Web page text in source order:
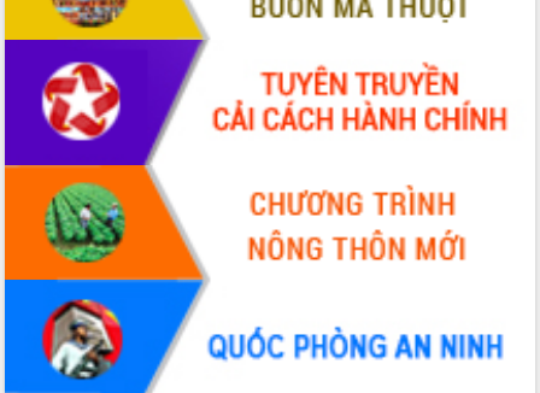
Đắk Lắk nâng cao hiệu quả công tác
Đảng từ Sổ tay đảng viên điện tử
Đắk Lắk đẩy mạnh nuôi biển công
nghệ, hướng tới phát triển thủy sản
Tập huấn nâng cao năng lực triển khai
chuyển đổi số cho cán bộ, công chức
cấp xã
Đắk Lắk phát động hưởng ứng Ngày
Quyền của người tiêu dùng Việt Nam
2026
Đẩy mạnh cải cách hành chính, quyết
tâm đạt được mục tiêu tăng trưởng